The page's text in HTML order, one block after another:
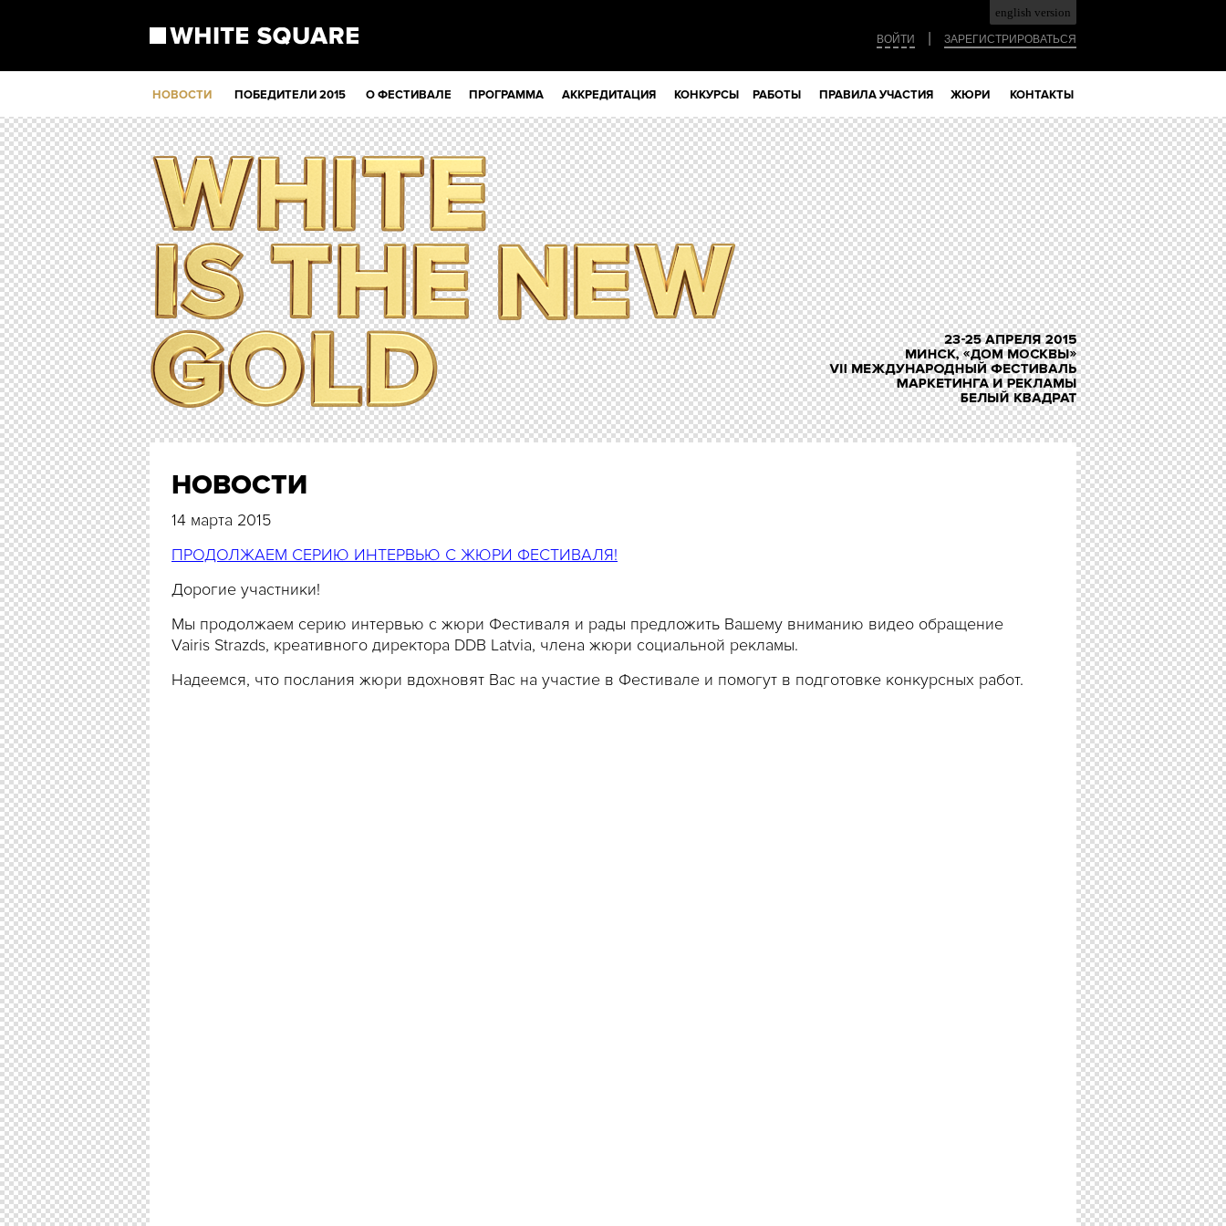
english version
ВОЙТИ ЗАРЕГИСТРИРОВАТЬСЯ
НОВОСТИ ПОБЕДИТЕЛИ 2015 О ФЕСТИВАЛЕ ПРОГРАММА АККРЕДИТАЦИЯ КОНКУРСЫ РАБОТЫ ПРАВИЛА УЧАСТИЯ ЖЮРИ КОНТАКТЫ
НОВОСТИ
14 марта 2015
ПРОДОЛЖАЕМ СЕРИЮ ИНТЕРВЬЮ С ЖЮРИ ФЕСТИВАЛЯ!
Дорогие участники!
Мы продолжаем серию интервью с жюри Фестиваля и рады предложить Вашему вниманию видео обращение
Vairis Strazds, креативного директора DDB Latvia, члена жюри социальной рекламы.
Надеемся, что послания жюри вдохновят Вас на участие в Фестивале и помогут в подготовке конкурсных работ.